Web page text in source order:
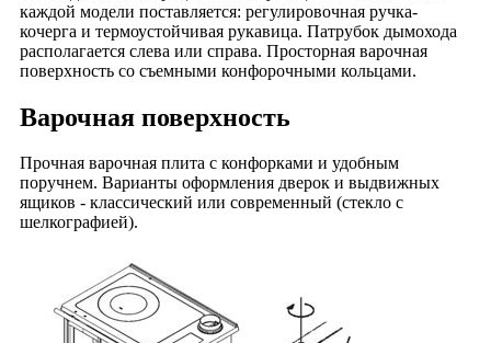
каждой модели поставляется: регулировочная ручка-
кочерга и термоустойчивая рукавица. Патрубок дымохода
располагается слева или справа. Просторная варочная
поверхность со съемными конфорочными кольцами.
Варочная поверхность
Прочная варочная плита с конфорками и удобным
поручнем. Варианты оформления дверок и выдвижных
ящиков - классический или современный (стекло с
шелкографией).